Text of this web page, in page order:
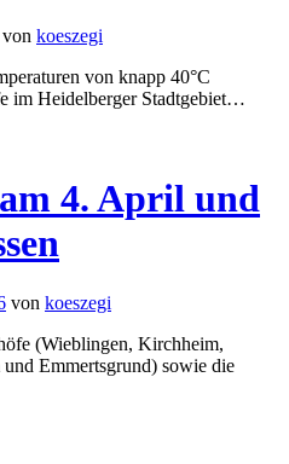
von koeszegi
von knapp 40°C
im Heidelberger Stadtgebiet…
4. April und
von koeszegi
(Wieblingen, Kirchheim,
Emmertsgrund) sowie die